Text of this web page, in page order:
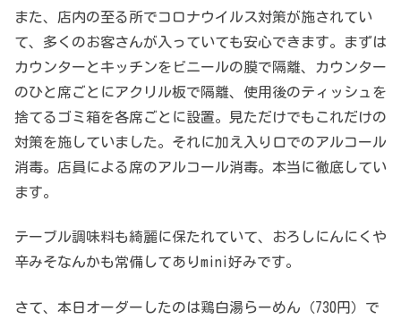
また、店内の至る所でコロナウイルス対策が施されてい
て、多くのお客さんが入っていても安心できます。まずは
カウンターとキッチンをビニールの膜で隔離、カウンター
のひと席ごとにアクリル板で隔離、使用後のティッシュを
捨てるゴミ箱を各席ごとに設置。見ただけでもこれだけの
対策を施していました。それに加え入り口でのアルコール
消毒。店員による席のアルコール消毒。本当に徹底してい
ます。
テーブル調味料も綺麗に保たれていて、おろしにんにくや
辛みそなんかも常備してありmini好みです。
さて、本日オーダーしたのは鶏白湯らーめん（730円）で